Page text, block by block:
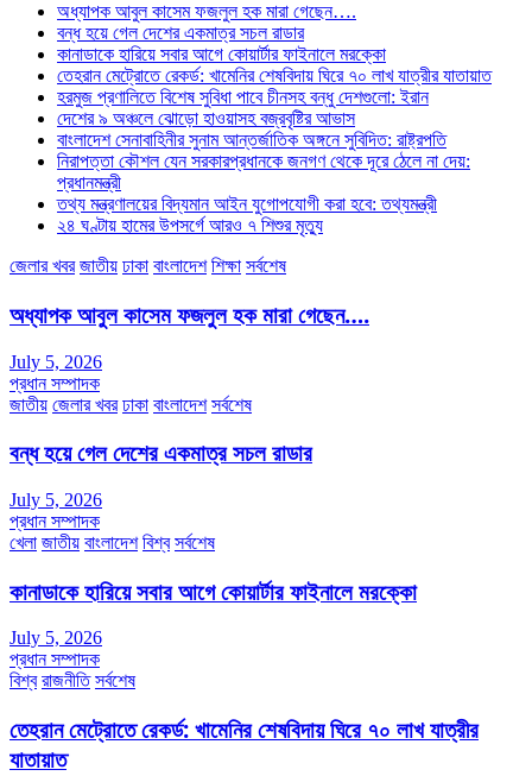
অধ্যাপক আবুল কাসেম ফজলুল হক মারা গেছেন….
বন্ধ হয়ে গেল দেশের একমাত্র সচল রাডার
কানাডাকে হারিয়ে সবার আগে কোয়ার্টার ফাইনালে মরক্কো
তেহরান মেট্রোতে রেকর্ড: খামেনির শেষবিদায় ঘিরে ৭০ লাখ যাত্রীর যাতায়াত
হরমুজ প্রণালিতে বিশেষ সুবিধা পাবে চীনসহ বন্ধু দেশগুলো: ইরান
দেশের ৯ অঞ্চলে ঝোড়ো হাওয়াসহ বজ্রবৃষ্টির আভাস
বাংলাদেশ সেনাবাহিনীর সুনাম আন্তর্জাতিক অঙ্গনে সুবিদিত: রাষ্ট্রপতি
নিরাপত্তা কৌশল যেন সরকারপ্রধানকে জনগণ থেকে দূরে ঠেলে না দেয়:
প্রধানমন্ত্রী
তথ্য মন্ত্রণালয়ের বিদ্যমান আইন যুগোপযোগী করা হবে: তথ্যমন্ত্রী
২৪ ঘণ্টায় হামের উপসর্গে আরও ৭ শিশুর মৃত্যু
জেলার খবর জাতীয় ঢাকা বাংলাদেশ শিক্ষা সর্বশেষ
অধ্যাপক আবুল কাসেম ফজলুল হক মারা গেছেন….
July 5, 2026
প্রধান সম্পাদক
জাতীয় জেলার খবর ঢাকা বাংলাদেশ সর্বশেষ
বন্ধ হয়ে গেল দেশের একমাত্র সচল রাডার
July 5, 2026
প্রধান সম্পাদক
খেলা জাতীয় বাংলাদেশ বিশ্ব সর্বশেষ
কানাডাকে হারিয়ে সবার আগে কোয়ার্টার ফাইনালে মরক্কো
July 5, 2026
প্রধান সম্পাদক
বিশ্ব রাজনীতি সর্বশেষ
তেহরান মেট্রোতে রেকর্ড: খামেনির শেষবিদায় ঘিরে ৭০ লাখ যাত্রীর
যাতায়াত